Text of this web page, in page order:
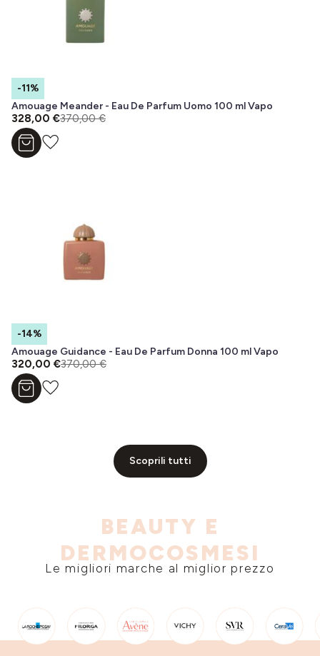
-11%
Amouage Meander - Eau De Parfum Uomo 100 ml Vapo
370,00 €
328,00 €
Aggiungi al carrello
-14%
Amouage Guidance - Eau De Parfum Donna 100 ml Vapo
370,00 €
320,00 €
Aggiungi al carrello
Scoprili tutti
BEAUTY E
DERMOCOSMESI
Le migliori marche al miglior prezzo